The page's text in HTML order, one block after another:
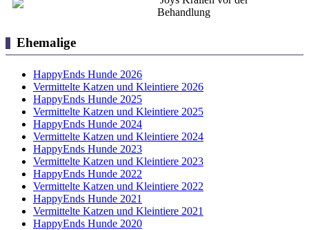
Behandlung
Ehemalige
HappyEnds Hunde 2026
Vermittelte Katzen und Kleintiere 2026
HappyEnds Hunde 2025
Vermittelte Katzen und Kleintiere 2025
HappyEnds Hunde 2024
Vermittelte Katzen und Kleintiere 2024
HappyEnds Hunde 2023
Vermittelte Katzen und Kleintiere 2023
HappyEnds Hunde 2022
Vermittelte Katzen und Kleintiere 2022
HappyEnds Hunde 2021
Vermittelte Katzen und Kleintiere 2021
HappyEnds Hunde 2020